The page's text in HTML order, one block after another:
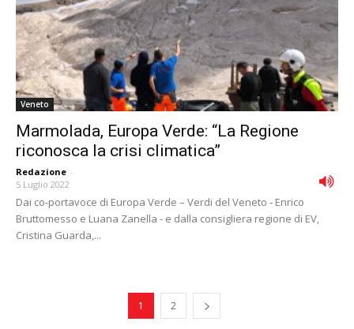
Veneto
Marmolada, Europa Verde: “La Regione
riconosca la crisi climatica”
Redazione -
5 Luglio 2022
Dai co-portavoce di Europa Verde – Verdi del Veneto - Enrico
Bruttomesso e Luana Zanella - e dalla consigliera regione di EV,
Cristina Guarda,...
1 2